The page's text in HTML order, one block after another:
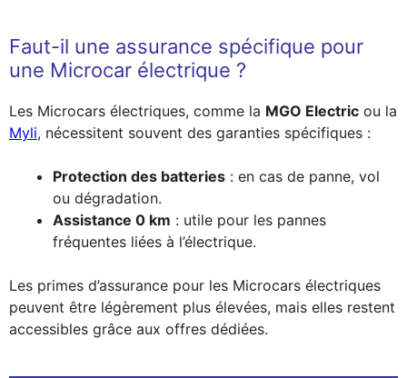
Faut-il une assurance spécifique pour
une Microcar électrique ?
Les Microcars électriques, comme la MGO Electric ou la
Myli, nécessitent souvent des garanties spécifiques :
Protection des batteries : en cas de panne, vol
ou dégradation.
Assistance 0 km : utile pour les pannes
fréquentes liées à l’électrique.
Les primes d’assurance pour les Microcars électriques
peuvent être légèrement plus élevées, mais elles restent
accessibles grâce aux offres dédiées.